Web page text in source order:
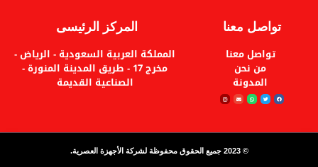
تواصل معنا
تواصل معنا
من نحن
المدونة
المركز الرئيسى
المملكة العربية السعودية - الرياض -
مخرج 17 - طريق المدينة المنورة -
الصناعية القديمة
© 2023 جميع الحقوق محفوظة لشركة الأجهزة العصرية.